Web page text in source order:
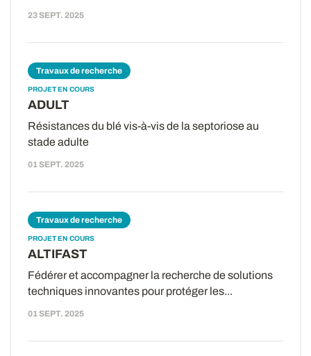
23 SEPT. 2025
Travaux de recherche
PROJET EN COURS
ADULT
Résistances du blé vis-à-vis de la septoriose au
stade adulte
01 SEPT. 2025
Travaux de recherche
PROJET EN COURS
ALTIFAST
Fédérer et accompagner la recherche de solutions
techniques innovantes pour protéger les...
01 SEPT. 2025